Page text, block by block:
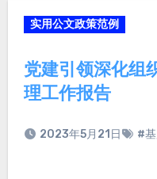
实用公文政策范例
党建引领深化组
理工作报告
2023年5月21日 #